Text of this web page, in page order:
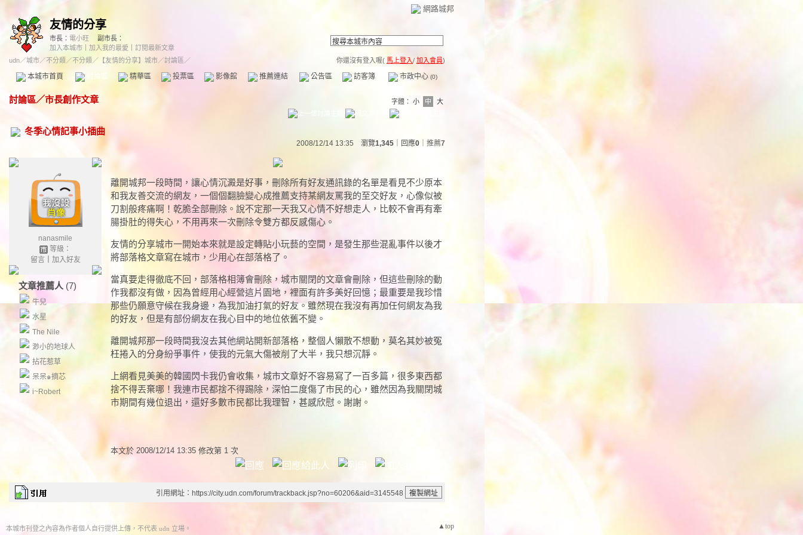
網路城邦
友情的分享
市長： 電小旺
副市長：
加入本城市
加入我的最愛
訂閱最新文章
udn／城市／不分類 ／不分類 ／ 【友情的分享】城市／討論區／ 你還沒有登入喔( 馬上登入/ 加入會員)
本城市首頁 討論區 精華區 投票區 影像館 推薦連結 公告區 訪客簿 市政中心 (0)
討論區／市長創作文章 字體： 小 中 大
冬季心情記事小插曲
2008/12/14 13:35 瀏覽1,345 ｜回應0 推薦7
nanasmile
等級：
留言｜ 加入好友
文章推薦人 (7)
牛兒
水星
The Nile
渺小的地球人
拈花惹草
呆呆๑摘芯
i~Robert
離開城邦一段時間，讓心情沉澱是好事，刪除所有好友通訊錄的名單是看見不少原本
和我友善交流的網友，一個個翻臉變心成推薦支持某網友罵我的至交好友，心像似被
刀割般疼痛啊！乾脆全部刪除。說不定那一天我又心情不好想走人，比較不會再有牽
腸掛肚的得失心，不用再來一次刪除令雙方都反感傷心。
友情的分享城市一開始本來就是設定轉貼小玩藝的空間，是發生那些混亂事件以後才
將部落格文章寫在城市，少用心在部落格了。
當真要走得徹底不回，部落格相簿會刪除，城市關閉的文章會刪除，但這些刪除的動
作我都沒有做，因為曾經用心經營這片園地，裡面有許多美好回憶；最重要是我珍惜
那些仍願意守候在我身邊，為我加油打氣的好友。雖然現在我沒有再加任何網友為我
的好友，但是有部份網友在我心目中的地位依舊不變。
離開城邦那一段時間我沒去其他網站開新部落格，整個人懶散不想動，莫名其妙被冤
枉捲入的分身紛爭事件，使我的元氣大傷被削了大半，我只想沉靜。
上網看見美美的韓國閃卡我仍會收集，城市文章好不容易寫了一百多篇，很多東西都
捨不得丟棄哪！我連市民都捨不得踢除，深怕二度傷了市民的心，雖然因為我關閉城
市期間有幾位退出，還好多數市民都比我理智，甚感欣慰。謝謝。
本文於 2008/12/14 13:35 修改第 1 次
引用網址：https://city.udn.com/forum/trackback.jsp?no=60206&aid=3145548
▲top
本城市刊登之內容為作者個人自行提供上傳，不代表 udn 立場。